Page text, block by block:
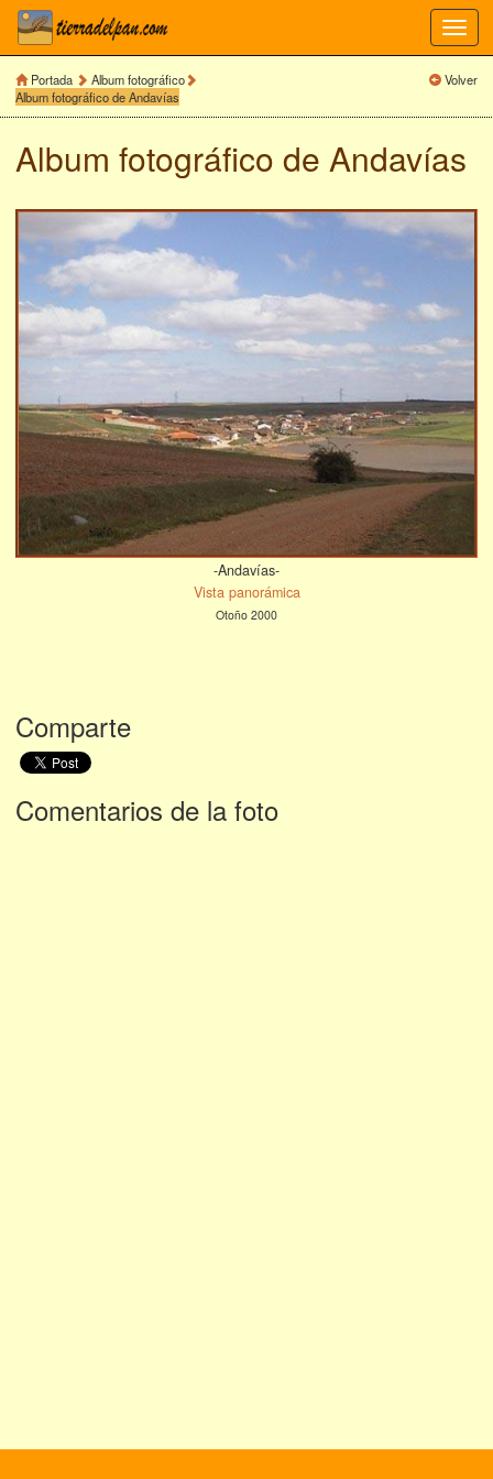
Portada
Album fotográfico
Album fotográfico de Andavías
Volver
Album fotográfico de Andavías
-Andavías-
Vista panorámica
Otoño 2000
Comparte
Comentarios de la foto